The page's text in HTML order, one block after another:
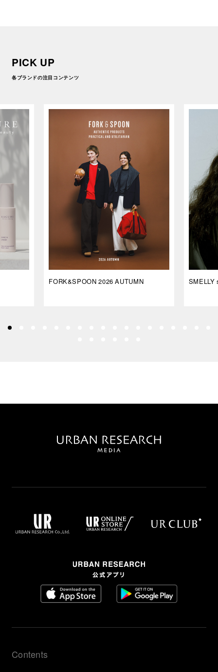
PICK UP
各ブランドの注目コンテンツ
FORK&SPOON 2026 AUTUMN SMELLY
Contents